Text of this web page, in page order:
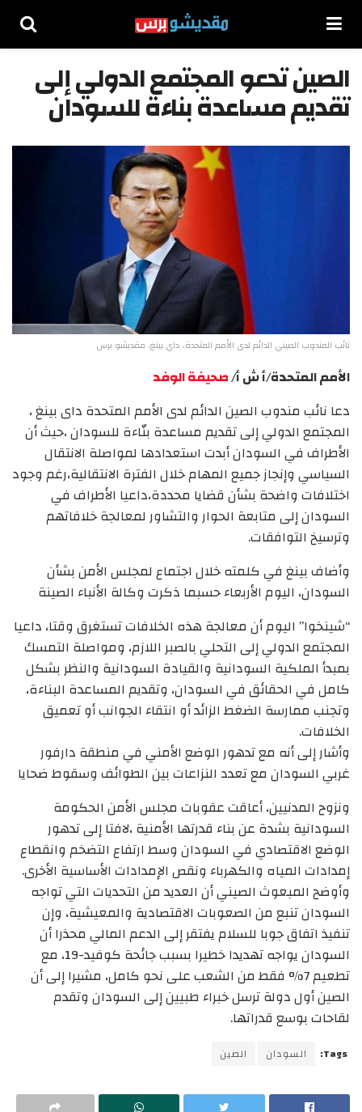
الصين تدعو المجتمع الدولي إلى
تقديم مساعدة بناءة للسودان
نائب المندوب الصيني الدائم لدى الأمم المتحدة، داي بينغ. مقديشو برس
الأمم المتحدة/أ ش أ/صحيفة الوفد
دعا نائب مندوب الصين الدائم لدى الأمم المتحدة داى بينغ ،
المجتمع الدولي إلى تقديم مساعدة بنّاءة للسودان ،حيث أن
الأطراف في السودان أبدت استعدادها لمواصلة الانتقال
السياسي وإنجاز جميع المهام خلال الفترة الانتقالية،رغم وجود
اختلافات واضحة بشأن قضايا محددة،داعيا الأطراف في
السودان إلى متابعة الحوار والتشاور لمعالجة خلافاتهم
وترسيخ التوافقات.
وأضاف بينغ في كلمته خلال اجتماع لمجلس الأمن بشأن
السودان، اليوم الأربعاء حسبما ذكرت وكالة الأنباء الصينة
“شينخوا” اليوم أن معالجة هذه الخلافات تستغرق وقتا، داعيا
المجتمع الدولي إلى التحلي بالصبر اللازم، ومواصلة التمسك
بمبدأ الملكية السودانية والقيادة السودانية والنظر بشكل
كامل في الحقائق في السودان، وتقديم المساعدة البناءة،
وتجنب ممارسة الضغط الزائد أو انتقاء الجوانب أو تعميق
الخلافات.
وأشار إلى أنه مع تدهور الوضع الأمني في منطقة دارفور
غربي السودان مع تعدد النزاعات بين الطوائف وسقوط ضحايا
ونزوح المدنيين، أعاقت عقوبات مجلس الأمن الحكومة
السودانية بشدة عن بناء قدرتها الأمنية ،لافتا إلى تدهور
الوضع الاقتصادي في السودان وسط ارتفاع التضخم وانقطاع
إمدادات المياه والكهرباء ونقص الإمدادات الأساسية الأخرى.
وأوضح المبعوث الصيني أن العديد من التحديات التي تواجه
السودان تنبع من الصعوبات الاقتصادية والمعيشية، وإن
تنفيذ اتفاق جوبا للسلام يفتقر إلى الدعم المالي محذرا أن
السودان يواجه تهديدا خطيرا بسبب جائحة كوفيد-19، مع
تطعيم 7% فقط من الشعب على نحو كامل، مشيرا إلى أن
الصين أول دولة ترسل خبراء طبيين إلى السودان وتقدم
لقاحات بوسع قدراتها.
Tags: السودان الصين